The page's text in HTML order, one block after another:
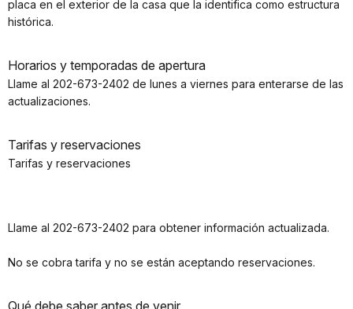
placa en el exterior de la casa que la identifica como estructura
histórica.
Horarios y temporadas de apertura
Llame al 202-673-2402 de lunes a viernes para enterarse de las
actualizaciones.
Tarifas y reservaciones
Tarifas y reservaciones
Llame al 202-673-2402 para obtener información actualizada.
No se cobra tarifa y no se están aceptando reservaciones.